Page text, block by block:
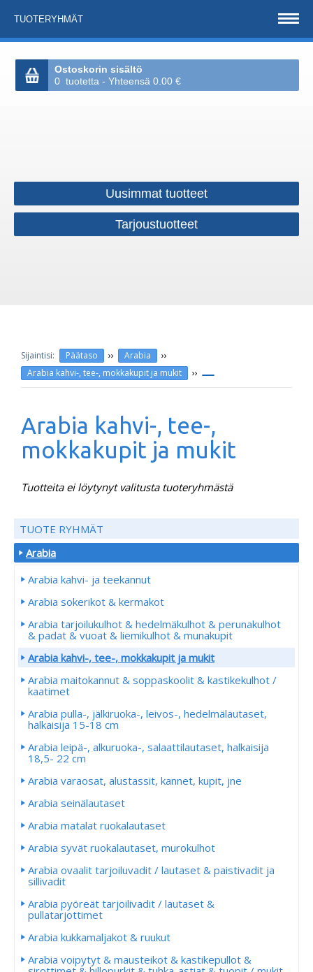
TUOTERYHMÄT
Ostoskorin sisältö
0 tuotetta - Yhteensä 0.00 €
Uusimmat tuotteet
Tarjoustuotteet
Päätaso ›› Arabia ››
Arabia kahvi-, tee-, mokkakupit ja mukit ››
Arabia kahvi-, tee-,
mokkakupit ja mukit
Tuotteita ei löytynyt valitusta tuoteryhmästä
TUOTE RYHMÄT
Arabia
Arabia kahvi- ja teekannut
Arabia sokerikot & kermakot
Arabia tarjoilukulhot & hedelmäkulhot & perunakulhot
& padat & vuoat & liemikulhot & munakupit
Arabia kahvi-, tee-, mokkakupit ja mukit
Arabia maitokannut & soppaskoolit & kastikekulhot /
kaatimet
Arabia pulla-, jälkiruoka-, leivos-, hedelmälautaset,
halkaisija 15-18 cm
Arabia leipä-, alkuruoka-, salaattilautaset, halkaisija
18,5- 22 cm
Arabia varaosat, alustassit, kannet, kupit, jne
Arabia seinälautaset
Arabia matalat ruokalautaset
Arabia syvät ruokalautaset, murokulhot
Arabia ovaalit tarjoiluvadit / lautaset & paistivadit ja
sillivadit
Arabia pyöreät tarjoilivadit / lautaset &
pullatarjottimet
Arabia kukkamaljakot & ruukut
Arabia voipytyt & mausteikot & kastikepullot &